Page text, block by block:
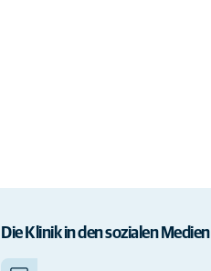
Die Klinik in den sozialen Medien